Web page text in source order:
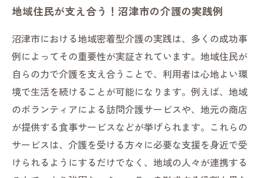
地域住民が支え合う！沼津市の介護の実践例
沼津市における地域密着型介護の実践は、多くの成功事
例によってその重要性が実証されています。地域住民が
自らの力で介護を支え合うことで、利用者は心地よい環
境で生活を続けることが可能になります。例えば、地域
のボランティアによる訪問介護サービスや、地元の商店
が提供する食事サービスなどが挙げられます。これらの
サービスは、介護を受ける方々に必要な支援を身近で受
けられるようにするだけでなく、地域の人々が連携する